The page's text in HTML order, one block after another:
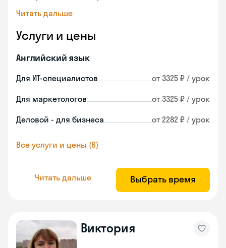
Читать дальше
Услуги и цены
Английский язык
Для ИТ-специалистов от 3325 ₽ / урок
Для маркетологов от 3325 ₽ / урок
Деловой - для бизнеса от 2282 ₽ / урок
Все услуги и цены (6)
Читать дальше Выбрать время
Виктория